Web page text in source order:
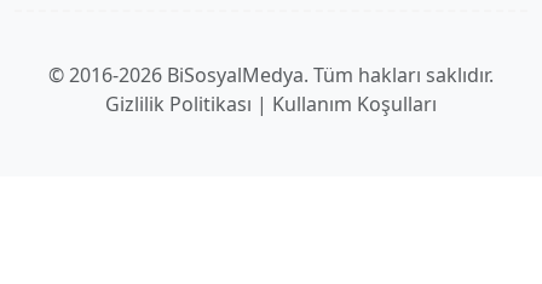
© 2016-2026 BiSosyalMedya. Tüm hakları saklıdır.
Gizlilik Politikası | Kullanım Koşulları